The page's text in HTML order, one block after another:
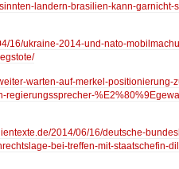
landern-brasilien-kann-garnicht-
16/ukraine-2014-und-nato-
warten-auf-merkel-positionierung-
regierungssprecher-
2014/06/16/deutsche-
bei-treffen-mit-staatschefin-